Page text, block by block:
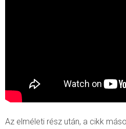
Az elméleti rész után, a cikk